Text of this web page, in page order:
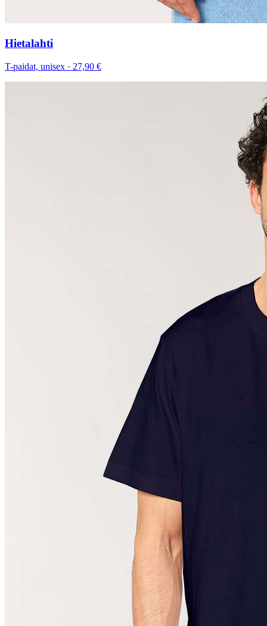
Hietalahti
T-paidat, unisex · 27,90 €